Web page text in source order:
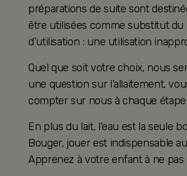
préparations de suite sont
être utilisées comme substitut
d’utilisation : une utilisation
Quel que soit votre choix, nous
une question sur l’allaitement,
compter sur nous à chaque
En plus du lait, l'eau est la seule
Bouger, jouer est indispensable
Apprenez à votre enfant à ne